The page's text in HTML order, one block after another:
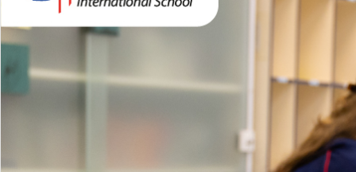
EDUCAÇÃO INFANTIL
Inglês todos os dias